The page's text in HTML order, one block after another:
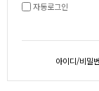
자동로그인
아이디/비밀